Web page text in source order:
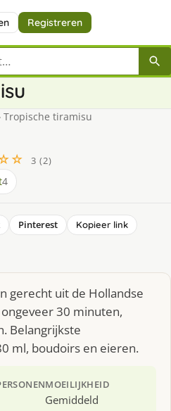
Registreren
Tropische tiramisu
3 (2)
4
Pinterest
Kopieer link
gerecht uit de Hollandse
30 minuten,
Belangrijkste
ml, boudoirs en eieren.
MOEILIJKHEID
Gemiddeld